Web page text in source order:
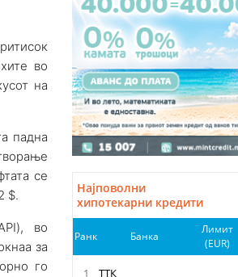
во
на
падна
се
$.
во
за
го